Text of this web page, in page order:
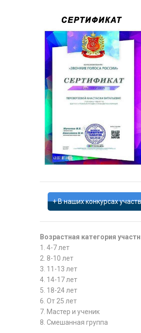
В наших конкурсах
Возрастная категория
1. 4-7 лет
2. 8-10 лет
3. 11-13 лет
4. 14-17 лет
5. 18-24 лет
6. От 25 лет
7. Мастер и ученик
8. Смешанная группа